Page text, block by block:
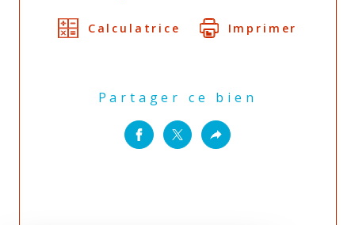
Calculatrice Imprimer
Partager ce bien